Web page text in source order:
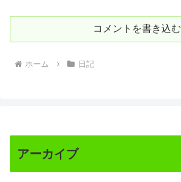
コメントを書き込む
ホーム 日記
アーカイブ